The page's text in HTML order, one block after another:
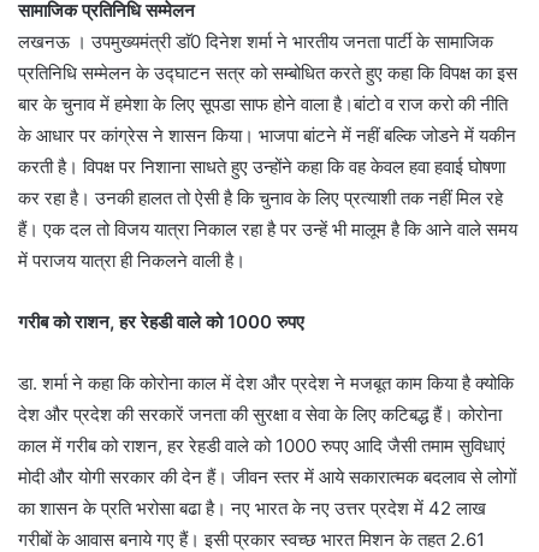
सामाजिक प्रतिनिधि सम्मेलन
लखनऊ । उपमुख्यमंत्री डाॅ0 दिनेश शर्मा ने भारतीय जनता पार्टी के सामाजिक
प्रतिनिधि सम्मेलन के उद्घाटन सत्र को सम्बोधित करते हुए कहा कि विपक्ष का इस
बार के चुनाव में हमेशा के लिए सूपडा साफ होने वाला है।बांटो व राज करो की नीति
के आधार पर कांग्रेस ने शासन किया। भाजपा बांटने में नहीं बल्कि जोडने में यकीन
करती है। विपक्ष पर निशाना साधते हुए उन्होंने कहा कि वह केवल हवा हवाई घोषणा
कर रहा है। उनकी हालत तो ऐसी है कि चुनाव के लिए प्रत्याशी तक नहीं मिल रहे
हैं। एक दल तो विजय यात्रा निकाल रहा है पर उन्हें भी मालूम है कि आने वाले समय
में पराजय यात्रा ही निकलने वाली है।
गरीब को राशन, हर रेहडी वाले को 1000 रुपए
डा. शर्मा ने कहा कि कोरोना काल में देश और प्रदेश ने मजबूत काम किया है क्योकि
देश और प्रदेश की सरकारें जनता की सुरक्षा व सेवा के लिए कटिबद्ध हैं। कोरोना
काल में गरीब को राशन, हर रेहडी वाले को 1000 रुपए आदि जैसी तमाम सुविधाएं
मोदी और योगी सरकार की देन हैं। जीवन स्तर में आये सकारात्मक बदलाव से लोगों
का शासन के प्रति भरोसा बढा है। नए भारत के नए उत्तर प्रदेश में 42 लाख
गरीबों के आवास बनाये गए हैं। इसी प्रकार स्वच्छ भारत मिशन के तहत 2.61